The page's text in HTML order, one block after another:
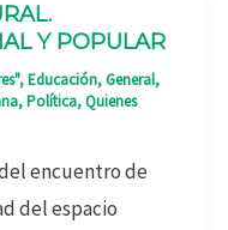
Y POPULAR
,Educación,General,
,Política,Quienes
encuentro de
del espacio